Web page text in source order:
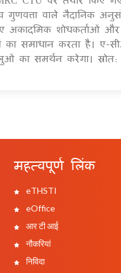
वाले नैदानिक
अकादमिक शोधकर्ताओं
का समाधान करता है।
समर्थन करेगा। स्रोत:
महत्वपूर्ण लिंक
eTHSTI
eOffice
आर टी आई
नौकरियां
निविदा